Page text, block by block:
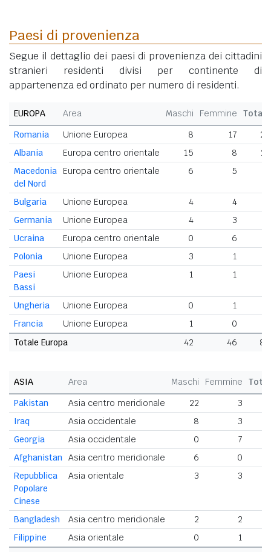
Paesi di provenienza
Segue il dettaglio dei paesi di provenienza dei cittadini
stranieri residenti divisi per continente di
appartenenza ed ordinato per numero di residenti.
EUROPA Area Maschi Femmine
Totale
Romania
Unione Europea 8 17
25
Albania
Europa centro orientale 15 8
23
Macedonia
del Nord
Europa centro orientale 6 5
Bulgaria Unione Europea 4 4
Germania
Unione Europea 4 3
Ucraina
Europa centro orientale 0 6
Polonia
Unione Europea 3 1
Paesi
Bassi
Unione Europea 1 1
Ungheria Unione Europea 0 1
Francia
Unione Europea 1 0
Totale Europa
42 46 88
ASIA Area Maschi Femmine
Pakistan
Asia centro meridionale 22 3
Iraq
Asia occidentale 8 3
Georgia
Asia occidentale 0
7
Afghanistan Asia centro meridionale 6 0
Repubblica
Popolare
Cinese
Asia orientale 3 3
Bangladesh Asia centro meridionale 2
2
Filippine
Asia orientale 0
1